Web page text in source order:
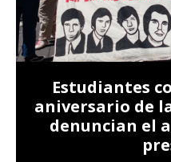
Estudiantes
aniversario de
denuncian el